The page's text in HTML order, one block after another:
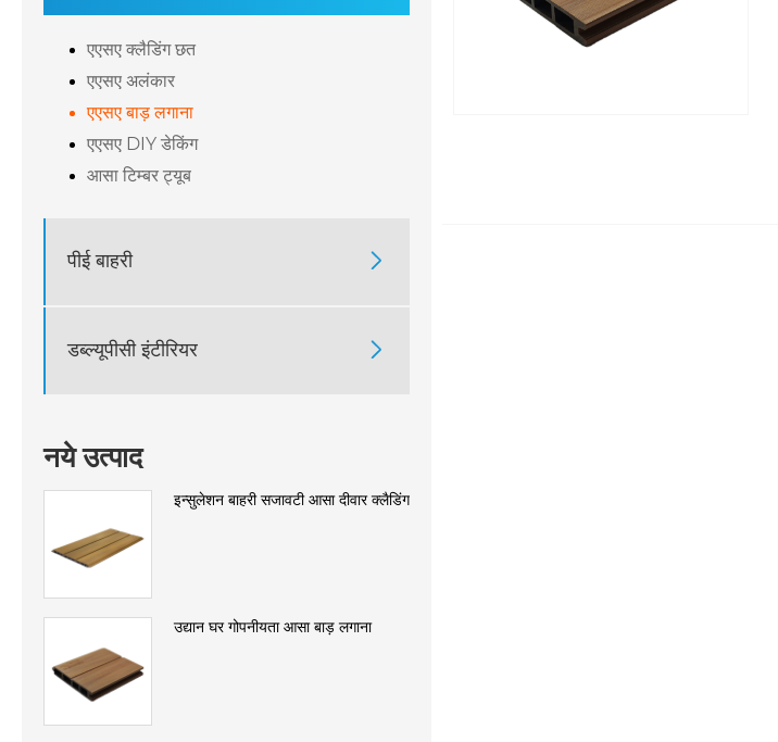
एएसए क्लैडिंग छत
एएसए अलंकार
एएसए बाड़ लगाना
एएसए DIY डेकिंग
आसा टिम्बर ट्यूब
पीई बाहरी 
डब्ल्यूपीसी इंटीरियर 
नये उत्पाद
इन्सुलेशन बाहरी सजावटी आसा दीवार क्लैडिंग
उद्यान घर गोपनीयता आसा बाड़ लगाना